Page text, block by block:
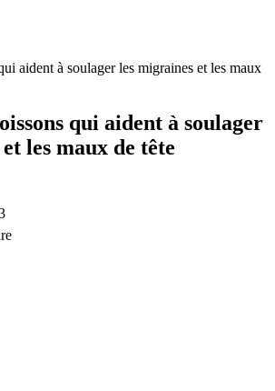
aident à soulager les migraines et les maux
qui aident à soulager
les maux de tête